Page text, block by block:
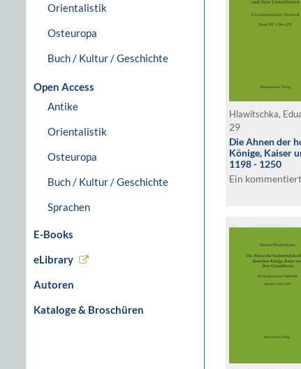
Orientalistik
Osteuropa
Buch / Kultur / Geschichte
Open Access
Antike
Orientalistik
Osteuropa
Buch / Kultur / Geschichte
Sprachen
E-Books
eLibrary
Autoren
Kataloge & Broschüren
Hlawitschka,
29
Die Ahnen der
Könige, Kaiser
1198 - 1250
Ein